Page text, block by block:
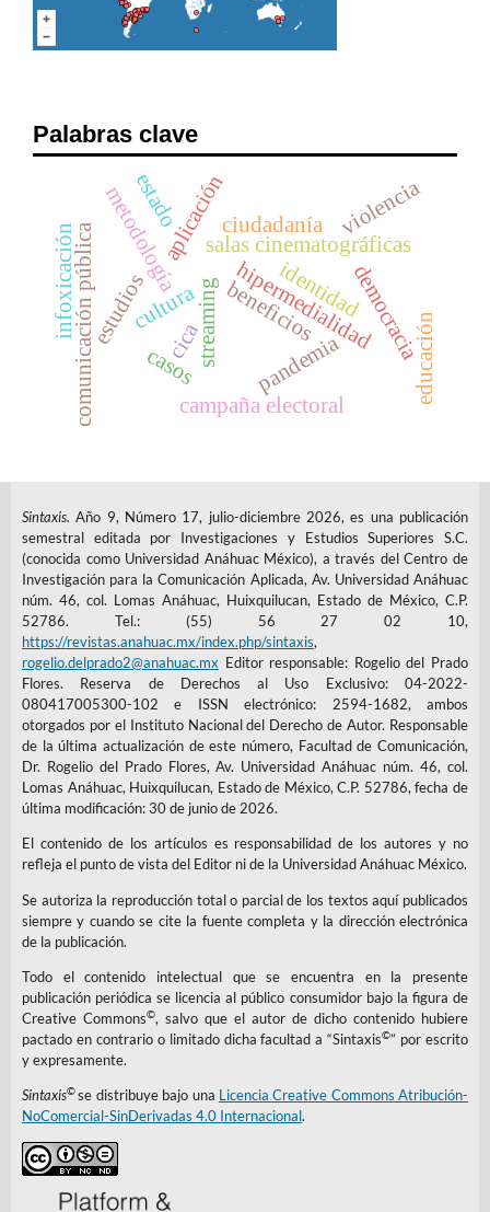
Palabras clave
salas cinematográficas
streaming hipermedialidad
pandemia
cultura
casos
metodologíaaplicación
beneficios
estudios democracia
comunicación pública
infoxicación
educación
campaña electoral
estado ciudadanía
cica
identidad
violencia
Sintaxis.Año 9, Número 17, julio-diciembre 2026, es una publicación
semestral editada por Investigaciones y Estudios Superiores S.C.
(conocida como Universidad Anáhuac México), a través del Centro de
Investigación para la Comunicación Aplicada, Av. Universidad Anáhuac
núm. 46, col. Lomas Anáhuac, Huixquilucan, Estado de México, C.P.
52786. Tel.: (55) 56 27 02 10,
https://revistas.anahuac.mx/index.php/sintaxis,
rogelio.delprado2@anahuac.mx Editor responsable: Rogelio del Prado
Flores. Reserva de Derechos al Uso Exclusivo: 04-2022-
080417005300-102 e ISSN electrónico: 2594-1682, ambos
otorgados por el Instituto Nacional del Derecho de Autor. Responsable
de la última actualización de este número, Facultad de Comunicación,
Dr. Rogelio del Prado Flores, Av. Universidad Anáhuac núm. 46, col.
Lomas Anáhuac, Huixquilucan, Estado de México, C.P. 52786, fecha de
última modificación: 30 de junio de 2026.
El contenido de los artículos es responsabilidad de los autores y no
refleja el punto de vista del Editor ni de la Universidad Anáhuac México.
Se autoriza la reproducción total o parcial de los textos aquí publicados
siempre y cuando se cite la fuente completa y la dirección electrónica
de la publicación.
Todo el contenido intelectual que se encuentra en la presente
publicación periódica se licencia al público consumidor bajo la figura de
Creative Commons©, salvo que el autor de dicho contenido hubiere
pactado en contrario o limitado dicha facultad a “Sintaxis©” por escrito
y expresamente.
Sintaxis©se distribuye bajo una Licencia Creative Commons Atribución-
NoComercial-SinDerivadas 4.0 Internacional.